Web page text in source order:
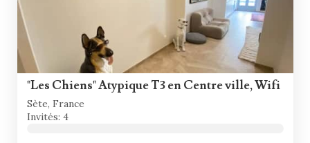
"Les Chiens" Atypique T3 en Centre ville, Wifi
Sète, France
Invités: 4